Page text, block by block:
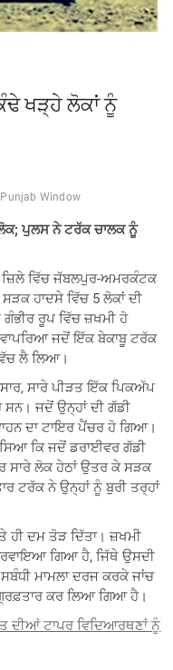
ਖੜ੍ਹੇ ਲੋਕਾਂ ਨੂੰ
Punjab Window
ਪੁਲਸ ਨੇ ਟਰੱਕ ਚਾਲਕ ਨੂੰ
ਵਿੱਚ ਜੱਬਲਪੁਰ-ਅਮਰਕੰਟਕ
ਹਾਦਸੇ ਵਿੱਚ 5 ਲੋਕਾਂ ਦੀ
ਰੂਪ ਵਿੱਚ ਜ਼ਖਮੀ ਹੋ
ਜਦੋਂ ਇੱਕ ਬੇਕਾਬੂ ਟਰੱਕ
ਲੈ ਲਿਆ।
ਸਾਰੇ ਪੀੜਤ ਇੱਕ ਪਿਕਅੱਪ
ਜਦੋਂ ਉਨ੍ਹਾਂ ਦੀ ਗੱਡੀ
ਦਾ ਟਾਇਰ ਪੈਂਚਰ ਹੋ ਗਿਆ।
ਕਿ ਜਦੋਂ ਡਰਾਈਵਰ ਗੱਡੀ
ਸਾਰੇ ਲੋਕ ਹੇਠਾਂ ਉਤਰ ਕੇ ਸੜਕ
ਟਰੱਕ ਨੇ ਉਨ੍ਹਾਂ ਨੂੰ ਬੁਰੀ ਤਰ੍ਹਾਂ
ਹੀ ਦਮ ਤੋੜ ਦਿੱਤਾ। ਜ਼ਖਮੀ
ਗਿਆ ਹੈ, ਜਿੱਥੇ ਉਸਦੀ
ਮਾਮਲਾ ਦਰਜ ਕਰਕੇ ਜਾਂਚ
ਕਰ ਲਿਆ ਗਿਆ ਹੈ।
ਦੀਆਂ ਟਾਪਰ ਵਿਦਿਆਰਥਣਾਂ ਨੂੰ